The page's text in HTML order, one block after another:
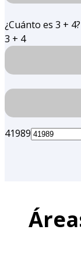
¿Cuánto es 3 + 4?
3 + 4
41989